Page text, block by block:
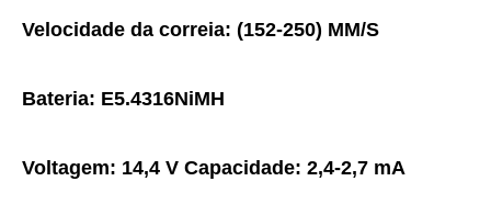
Velocidade da correia: (152-250) MM/S
Bateria: E5.4316NiMH
Voltagem: 14,4 V Capacidade: 2,4-2,7 mA